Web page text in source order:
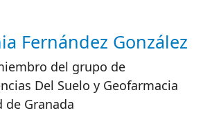
Fernández González
del grupo de
Del Suelo y Geofarmacia
de Granada